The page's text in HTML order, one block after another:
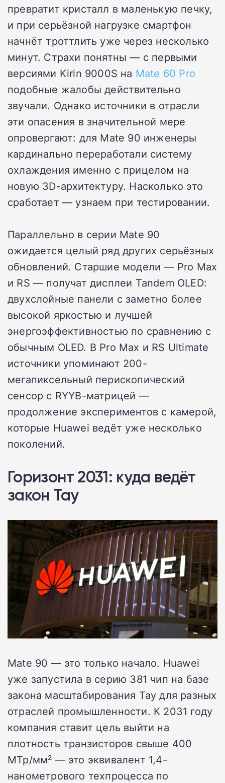
превратит кристалл в маленькую печку,
и при серьёзной нагрузке смартфон
начнёт троттлить уже через несколько
минут. Страхи понятны — с первыми
версиями Kirin 9000S на Mate 60 Pro
подобные жалобы действительно
звучали. Однако источники в отрасли
эти опасения в значительной мере
опровергают: для Mate 90 инженеры
кардинально переработали систему
охлаждения именно с прицелом на
новую 3D-архитектуру. Насколько это
сработает — узнаем при тестировании.
Параллельно в серии Mate 90
ожидается целый ряд других серьёзных
обновлений. Старшие модели — Pro Max
и RS — получат дисплеи Tandem OLED:
двухслойные панели с заметно более
высокой яркостью и лучшей
энергоэффективностью по сравнению с
обычным OLED. В Pro Max и RS Ultimate
источники упоминают 200-
мегапиксельный перископический
сенсор с RYYB-матрицей —
продолжение экспериментов с камерой,
которые Huawei ведёт уже несколько
поколений.
Горизонт 2031: куда ведёт
закон Тау
Mate 90 — это только начало. Huawei
уже запустила в серию 381 чип на базе
закона масштабирования Тау для разных
отраслей промышленности. К 2031 году
компания ставит цель выйти на
плотность транзисторов свыше 400
МТр/мм² — это эквивалент 1,4-
нанометрового техпроцесса по